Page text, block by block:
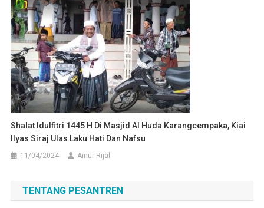
Shalat Idulfitri 1445 H Di Masjid Al Huda Karangcempaka, Kiai
Ilyas Siraj Ulas Laku Hati Dan Nafsu
11/04/2024 Ainur Rijal
TENTANG PESANTREN